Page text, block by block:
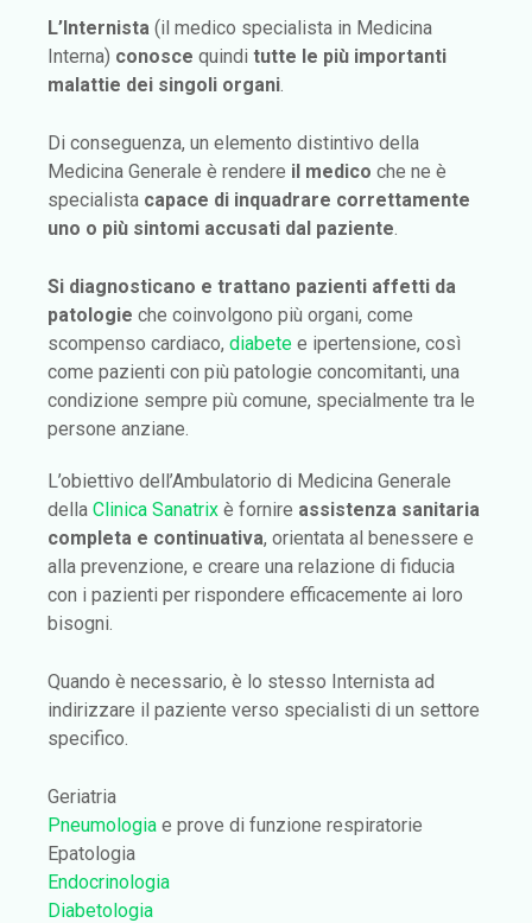
L’Internista (il medico specialista in Medicina
Interna) conosce quindi tutte le più importanti
malattie dei singoli organi
Di conseguenza, un elemento distintivo della
Medicina Generale è rendere il medico che ne è
specialista capace di inquadrare correttamente
uno o più sintomi accusati dal paziente
Si diagnosticano e trattano pazienti affetti da
patologie che coinvolgono più organi, come
scompenso cardiaco, diabete e ipertensione, così
come pazienti con più patologie concomitanti, una
condizione sempre più comune, specialmente tra le
persone anziane.
L’obiettivo dell’Ambulatorio di Medicina Generale
della Clinica Sanatrix è fornire assistenza sanitaria
completa e continuativa, orientata al benessere e
alla prevenzione, e creare una relazione di fiducia
con i pazienti per rispondere efficacemente ai loro
bisogni.
Quando è necessario, è lo stesso Internista ad
indirizzare il paziente verso specialisti di un settore
specifico.
Geriatria
Pneumologia e prove di funzione respiratorie
Epatologia
Endocrinologia
Diabetologia